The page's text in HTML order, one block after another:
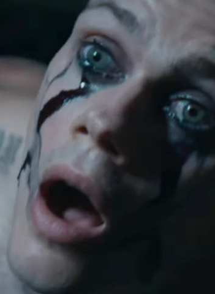
reales en el rodaje tras el accidente
Whatsapp